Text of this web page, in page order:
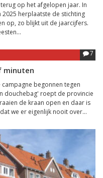
op het afgelopen jaar. In
herplaatste de stichting
op, zo blijkt uit de jaarcijfers.
7
minuten
begonnen tegen
douchebag' roept de provincie
de kraan open en daar is
we er eigenlijk nooit over...